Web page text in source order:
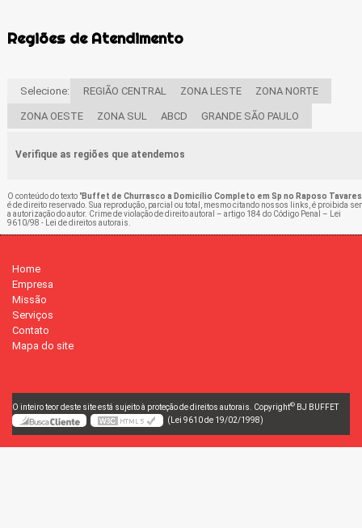
Regiões de Atendimento
Selecione: REGIÃO CENTRAL ZONA LESTE ZONA NORTE
ZONA OESTE ZONA SUL ABCD GRANDE SÃO PAULO
Verifique as regiões que atendemos
O conteúdo do texto "Buffet de Churrasco a Domicílio Completo em Sp no Raposo Tavares
é de direito reservado. Sua reprodução, parcial ou total, mesmo citando nossos links, é proibida
a autorização do autor. Crime de violação de direito autoral – artigo 184 do Código Penal –
Lei
9610/98 - Lei de direitos autorais
Home
Empresa
Missão
Serviços
Contato
Mapa do site
O inteiro teor deste site está sujeito à proteção de direitos autorais. Copyright© BJ BUFFET
(Lei 9610 de 19/02/1998)